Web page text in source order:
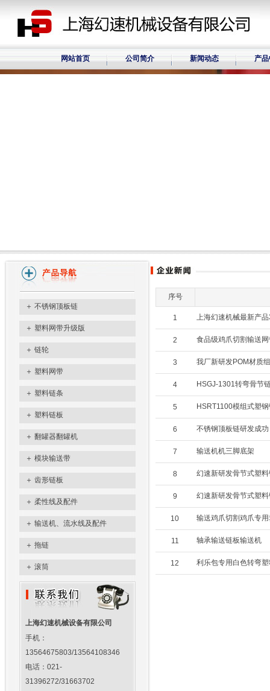
网站首页 公司简介 新闻动态 产
＋ 不锈钢顶板链
＋ 塑料网带升级版
＋ 链轮
＋ 塑料网带
＋ 塑料链条
＋ 塑料链板
＋ 翻罐器翻罐机
＋ 模块输送带
＋ 齿形链板
＋ 柔性线及配件
＋ 输送机、流水线及配件
＋ 拖链
＋ 滚筒
上海幻速机械设备有限公司
手机：
13564675803/13564108346
电话：021-
31396272/31663702
序号
1 上海幻速机械最新产
2 食品级鸡爪切割输送
3 我厂新研发POM材质
4 HSGJ-1301转弯骨节
5 HSRT1100模组式塑
6 不锈钢顶板链研发成功
7 输送机机三脚底架
8 幻速新研发骨节式塑
9 幻速新研发骨节式塑
10 输送鸡爪切割鸡爪专
11 轴承输送链板输送机
12 利乐包专用白色转弯